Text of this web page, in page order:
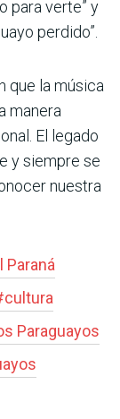
para verte” y
perdido”.
que la música
manera
El legado
y siempre se
nuestra
Paraná
cultura
Paraguayos